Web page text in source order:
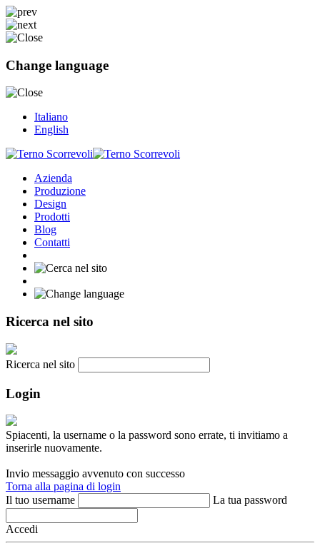
Change language
Italiano
English
Azienda
Produzione
Design
Prodotti
Blog
Contatti
Ricerca nel sito
Ricerca nel sito
Login
Spiacenti, la username o la password sono errate, ti invitiamo a
inserirle nuovamente.
Invio messaggio avvenuto con successo
Torna alla pagina di login
Il tuo username
La tua password
Accedi